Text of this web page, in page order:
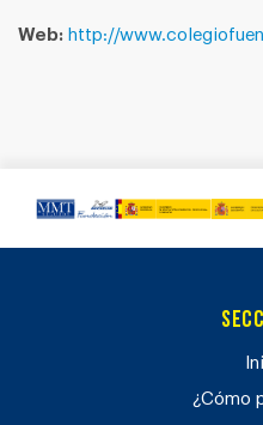
Web: http://
¿Cómo